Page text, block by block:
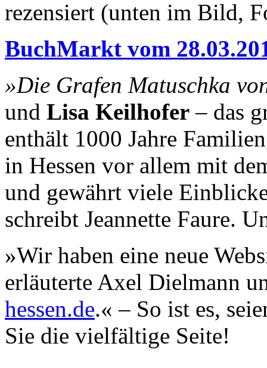
rezensiert (unten im Bild,
BuchMarkt vom
»Die Grafen Matuschka
und Lisa Keilhofer – das
enthält 1000 Jahre
in Hessen vor allem mit
und gewährt viele
schreibt Jeannette Faure.
»Wir haben eine neue
erläuterte Axel Dielmann
hessen.de.« – So ist es,
Sie die vielfältige Seite!